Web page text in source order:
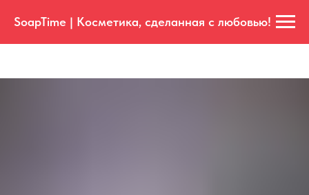
SoapTime | Косметика, сделанная с любовью!